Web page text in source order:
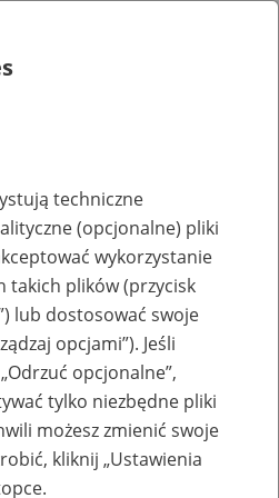
lub
zakładów pracy
techniczne
(opcjonalne) pliki
wykorzystanie
takich plików (przycisk
lub dostosować swoje
opcjami”). Jeśli
opcjonalne”,
tylko niezbędne pliki
możesz zmienić swoje
kliknij „Ustawienia